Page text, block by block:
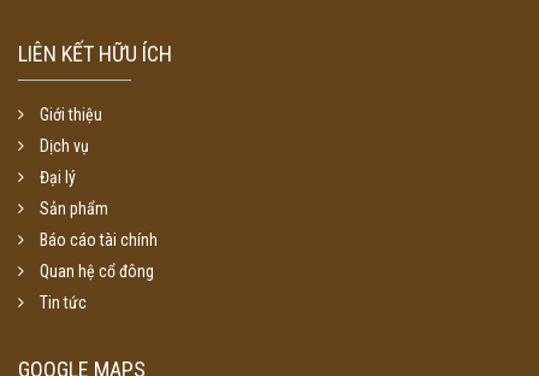
LIÊN KẾT HỮU ÍCH
Giới thiệu
Dịch vụ
Đại lý
Sản phẩm
Báo cáo tài chính
Quan hệ cổ đông
Tin tức
GOOGLE MAPS